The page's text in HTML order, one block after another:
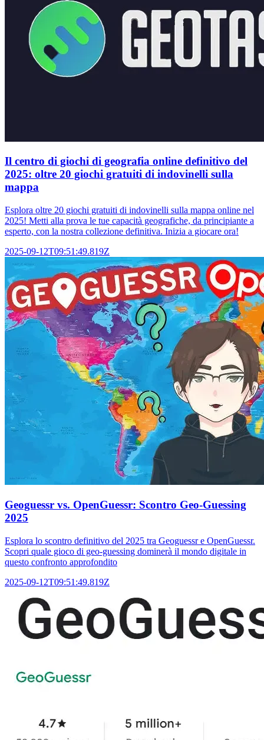
Il centro di giochi di geografia online definitivo del
2025: oltre 20 giochi gratuiti di indovinelli sulla
mappa
Esplora oltre 20 giochi gratuiti di indovinelli sulla mappa online nel
2025! Metti alla prova le tue capacità geografiche, da principiante a
esperto, con la nostra collezione definitiva. Inizia a giocare ora!
2025-09-12T09:51:49.819Z
Geoguessr vs. OpenGuessr: Scontro Geo-Guessing
2025
Esplora lo scontro definitivo del 2025 tra Geoguessr e OpenGuessr.
Scopri quale gioco di geo-guessing dominerà il mondo digitale in
questo confronto approfondito
2025-09-12T09:51:49.819Z